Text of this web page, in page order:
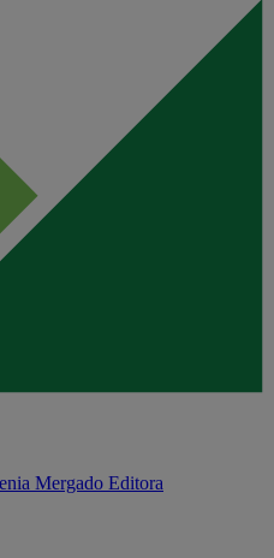
Mergado Editora